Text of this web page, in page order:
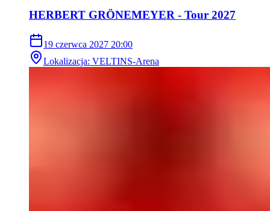
HERBERT GRÖNEMEYER - Tour 2027
19 czerwca 2027 20:00
Lokalizacja: VELTINS-Arena